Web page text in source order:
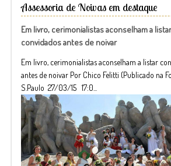
Assessoria de Noivas em destaque
Em livro, cerimonialistas aconselham a listar
convidados antes de noivar
Em livro, cerimonialistas aconselham a listar
antes de noivar Por Chico Felitti (Publicado na
S.Paulo 27/03/15 17:0...